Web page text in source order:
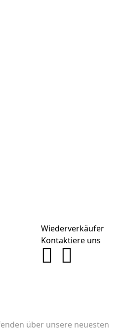
Wiederverkäufer
Kontaktiere uns
über unsere neuesten